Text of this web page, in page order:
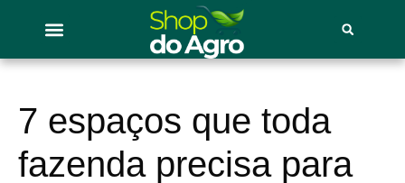
7 espaços que toda
fazenda precisa para